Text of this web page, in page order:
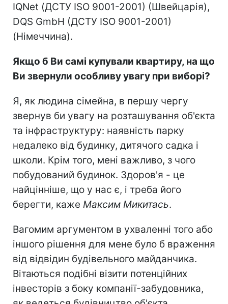
IQNet (ДСТУ ISO 9001-2001) (Швейцарія),
DQS GmbH (ДСТУ ISO 9001-2001)
(Німеччина).
Якщо б Ви самі купували квартиру, на що
Ви звернули особливу увагу при виборі?
Я, як людина сімейна, в першу чергу
звернув би увагу на розташування об'єкта
та інфраструктуру: наявність парку
недалеко від будинку, дитячого садка і
школи. Крім того, мені важливо, з чого
побудований будинок. Здоров'я - це
найцінніше, що у нас є, і треба його
берегти, каже Максим Микитась.
Вагомим аргументом в ухваленні того або
іншого рішення для мене було б враження
від відвідин будівельного майданчика.
Вітаються подібні візити потенційних
інвесторів з боку компанії-забудовника,